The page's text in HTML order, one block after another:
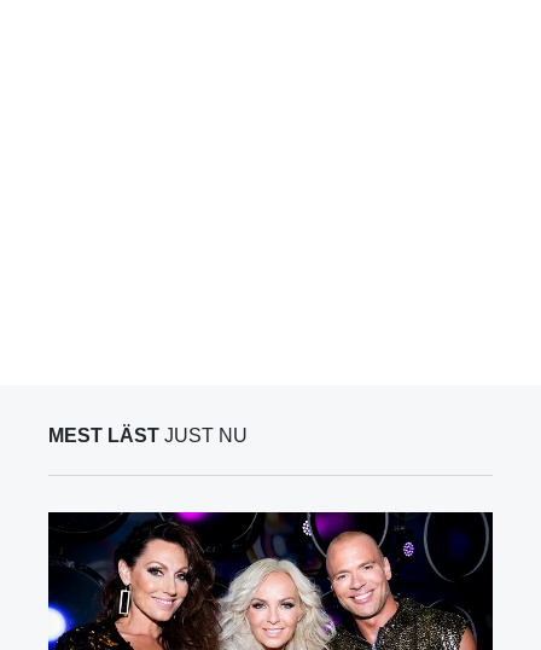
MEST LÄST JUST NU